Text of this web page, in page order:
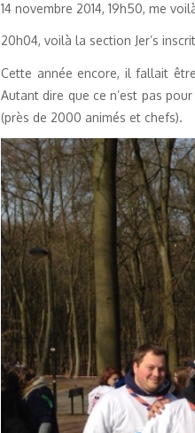
14 novembre 2014, 19h50, me
20h04, voilà la section Jer’s
Cette année encore, il fallait
Autant dire que ce n’est pas
(près de 2000 animés et chefs).